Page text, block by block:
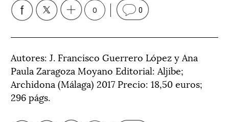
0 0
Autores: J. Francisco Guerrero López y Ana
Paula Zaragoza Moyano Editorial: Aljibe;
Archidona (Málaga) 2017 Precio: 18,50 euros;
296 págs.